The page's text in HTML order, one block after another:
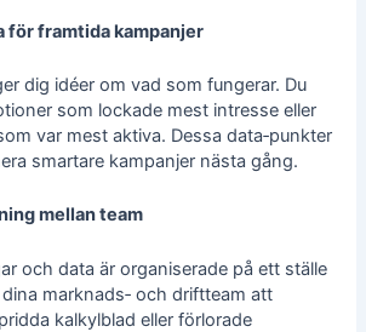
för framtida kampanjer
dig idéer om vad som fungerar. Du
som lockade mest intresse eller
var mest aktiva. Dessa data‑punkter
smartare kampanjer nästa gång.
mellan team
och data är organiserade på ett ställe
marknads‑ och driftteam att
kalkylblad eller förlorade